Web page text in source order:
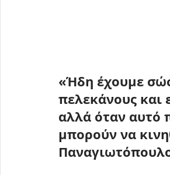
«Ήδη έχουμε
πελεκάνους και
αλλά όταν αυτό
μπορούν να